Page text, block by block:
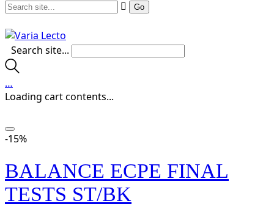
Search site...
…
Loading cart contents...
-15%
BALANCE ECPE FINAL
TESTS ST/BK